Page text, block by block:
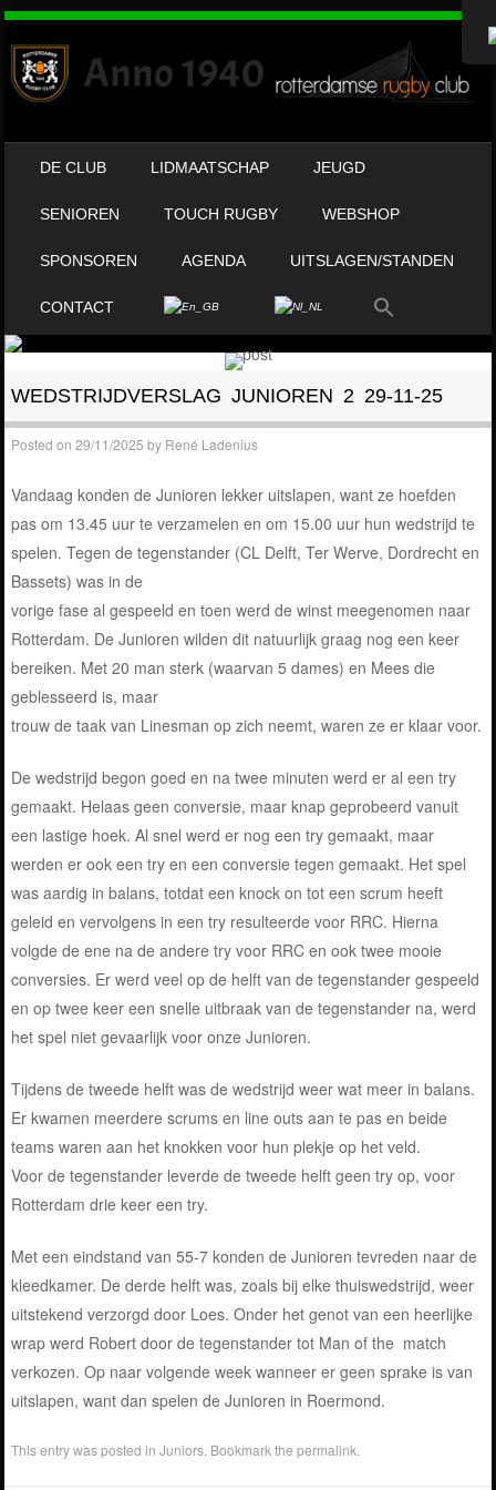
DE CLUB LIDMAATSCHAP JEUGD
SENIOREN TOUCH RUGBY WEBSHOP
SPONSOREN AGENDA UITSLAGEN/STANDEN
CONTACT
WEDSTRIJDVERSLAG JUNIOREN 2 29-11-25
Posted on29/11/2025 by René Ladenius
Vandaag konden de Junioren lekker uitslapen, want ze hoefden
pas om 13.45 uur te verzamelen en om 15.00 uur hun wedstrijd te
spelen. Tegen de tegenstander (CL Delft, Ter Werve, Dordrecht en
Bassets) was in de
vorige fase al gespeeld en toen werd de winst meegenomen naar
Rotterdam. De Junioren wilden dit natuurlijk graag nog een keer
bereiken. Met 20 man sterk (waarvan 5 dames) en Mees die
geblesseerd is, maar
trouw de taak van Linesman op zich neemt, waren ze er klaar voor.
De wedstrijd begon goed en na twee minuten werd er al een try
gemaakt. Helaas geen conversie, maar knap geprobeerd vanuit
een lastige hoek. Al snel werd er nog een try gemaakt, maar
werden er ook een try en een conversie tegen gemaakt. Het spel
was aardig in balans, totdat een knock on tot een scrum heeft
geleid en vervolgens in een try resulteerde voor RRC. Hierna
volgde de ene na de andere try voor RRC en ook twee mooie
conversies. Er werd veel op de helft van de tegenstander gespeeld
en op twee keer een snelle uitbraak van de tegenstander na, werd
het spel niet gevaarlijk voor onze Junioren.
Tijdens de tweede helft was de wedstrijd weer wat meer in balans.
Er kwamen meerdere scrums en line outs aan te pas en beide
teams waren aan het knokken voor hun plekje op het veld.
Voor de tegenstander leverde de tweede helft geen try op, voor
Rotterdam drie keer een try.
Met een eindstand van 55-7 konden de Junioren tevreden naar de
kleedkamer. De derde helft was, zoals bij elke thuiswedstrijd, weer
uitstekend verzorgd door Loes. Onder het genot van een heerlijke
wrap werd Robert door de tegenstander tot Man of the match
verkozen. Op naar volgende week wanneer er geen sprake is van
uitslapen, want dan spelen de Junioren in Roermond.
This entry was posted inJuniors . Bookmark thepermalink